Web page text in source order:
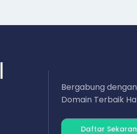
Bergabung
Domain Terbaik
Daftar